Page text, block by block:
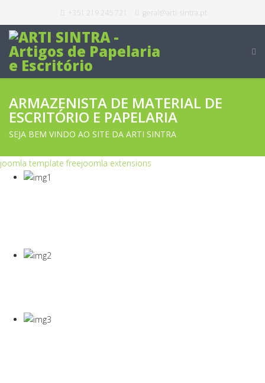
+351 219 245 721 geral@arti-sintra.pt
ARMAZENISTA DE MATERIAL DE
ESCRITÓRIO E PAPELARIA
SEJA BEM VINDO AO SITE DA ARTI SINTRA
joomla template freejoomla extensions